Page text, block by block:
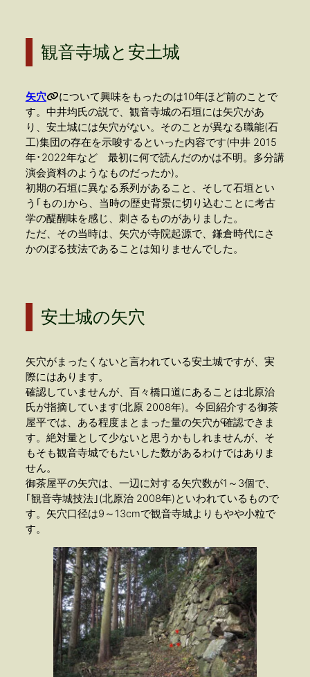
観音寺城と安土城
矢穴
について興味をもったのは10年ほど前のことで
す。中井均氏の説で、観音寺城の石垣には矢穴があ
り、安土城には矢穴がない。そのことが異なる職能(石
工)集団の存在を示唆するといった内容です(中井 2015
年･2022年など 最初に何で読んだのかは不明。多分講
演会資料のようなものだったか)。
初期の石垣に異なる系列があること、そして石垣とい
う｢もの｣から、当時の歴史背景に切り込むことに考古
学の醍醐味を感じ、刺さるものがありました。
ただ、その当時は、矢穴が寺院起源で、鎌倉時代にさ
かのぼる技法であることは知りませんでした。
安土城の矢穴
矢穴がまったくないと言われている安土城ですが、実
際にはあります。
確認していませんが、百々橋口道にあることは北原治
氏が指摘しています(北原 2008年)。今回紹介する御茶
屋平では、ある程度まとまった量の矢穴が確認できま
す。絶対量として少ないと思うかもしれませんが、そ
もそも観音寺城でもたいした数があるわけではありま
せん。
御茶屋平の矢穴は、一辺に対する矢穴数が1～3個で、
｢観音寺城技法｣(北原治 2008年)といわれているもので
す。矢穴口径は9～13cmで観音寺城よりもやや小粒で
す。